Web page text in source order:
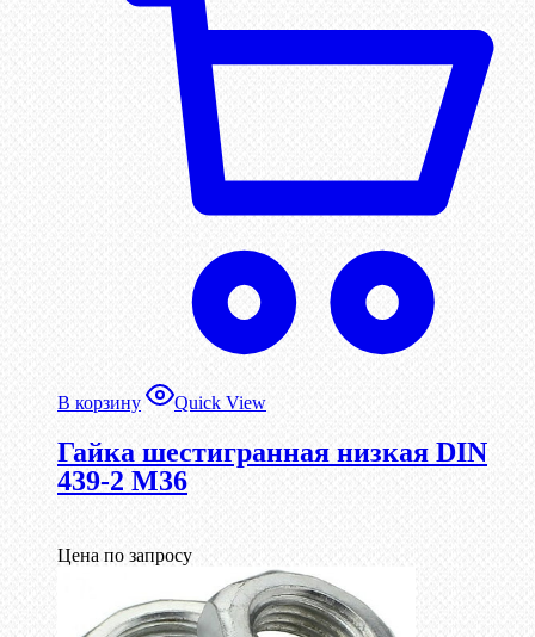
В корзину Quick View
Гайка шестигранная низкая DIN
439-2 М36
Цена по запросу